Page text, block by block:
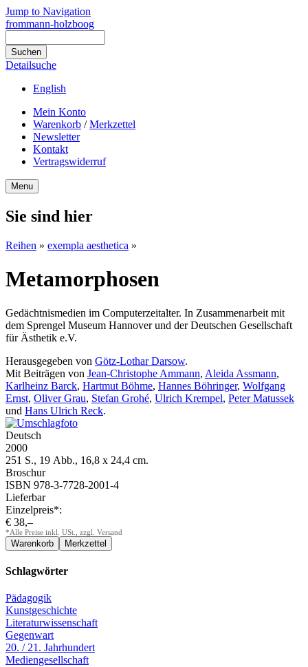
Jump to Navigation
frommann-holzboog
Detailsuche
English
Mein Konto
Warenkorb /Merkzettel
Newsletter
Kontakt
Vertragswiderruf
Menu
Sie sind hier
Reihen » exempla aesthetica »
Metamorphosen
Gedächtnismedien im Computerzeitalter. In Zusammenarbeit mit
dem Sprengel Museum Hannover und der Deutschen Gesellschaft
für Ästhetik e.V.
Herausgegeben von Götz-Lothar Darsow.
Mit Beiträgen von Jean-Christophe Ammann, Aleida Assmann,
Karlheinz Barck, Hartmut Böhme, Hannes Böhringer, Wolfgang
Ernst, Oliver Grau, Stefan Grohé, Ulrich Krempel, Peter Matussek
und Hans Ulrich Reck.
Deutsch
2000
251 S., 19 Abb., 16,8 x 24,4 cm.
Broschur
ISBN 978-3-7728-2001-4
Lieferbar
Einzelpreis*:
€ 38,–
*Alle Preise inkl. USt., zzgl. Versand
Schlagwörter
Pädagogik
Kunstgeschichte
Literaturwissenschaft
Gegenwart
20. / 21. Jahrhundert
Mediengesellschaft